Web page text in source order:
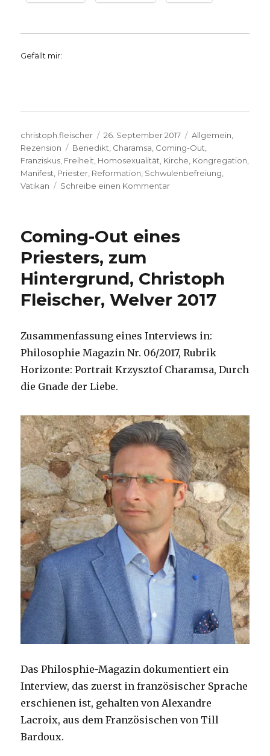
Gefällt mir:
Autor
christoph.fleischer
Veröffentlicht
am
26. September 2017 Kategorien
Allgemein
Rezension
Schlagwörter
Benedikt Charamsa Coming-Out
Franziskus Freiheit Homosexualität Kirche Kongregation
Manifest Priester Reformation Schwulenbefreiung
Vatikan
Schreibe einen Kommentarzu
vatikanischen
von
Christoph
Fleischer,
Coming-Out eines
Priesters, zum
Hintergrund, Christoph
Fleischer, Welver 2017
Zusammenfassung eines Interviews in:
Philosophie Magazin Nr. 06/2017, Rubrik
Horizonte: Portrait Krzysztof Charamsa, Durch
die Gnade der Liebe.
Das Philosphie-Magazin dokumentiert ein
Interview, das zuerst in französischer Sprache
erschienen ist, gehalten von Alexandre
Lacroix, aus dem Französischen von Till
Bardoux.